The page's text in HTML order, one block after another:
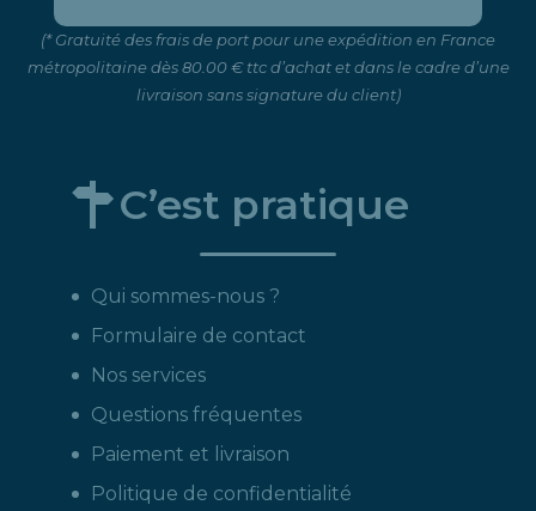
(* Gratuité des frais de port pour une expédition en France
métropolitaine dès 80.00 € ttc d’achat et dans le cadre d’une
livraison sans signature du client)
C’est pratique
Qui sommes-nous ?
Formulaire de contact
Nos services
Questions fréquentes
Paiement et livraison
Politique de confidentialité